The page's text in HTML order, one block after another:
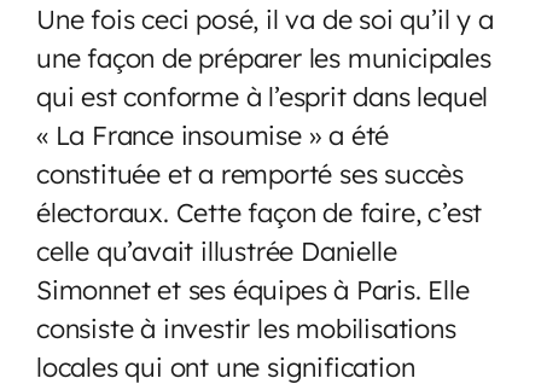
Une fois ceci posé, il va de soi qu’il y a
une façon de préparer les municipales
qui est conforme à l’esprit dans lequel
« La France insoumise » a été
constituée et a remporté ses succès
électoraux. Cette façon de faire, c’est
celle qu’avait illustrée Danielle
Simonnet et ses équipes à Paris. Elle
consiste à investir les mobilisations
locales qui ont une signification